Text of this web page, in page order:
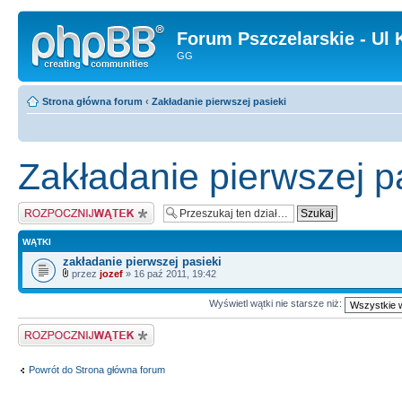
Forum Pszczelarskie - Ul
GG
Strona główna forum ‹ Zakładanie pierwszej pasieki
Zakładanie pierwszej
Napisz wątek
WĄTKI
zakładanie pierwszej pasieki
przez jozef » 16 paź 2011, 19:42
Wyświetl wątki nie starsze niż:
Napisz wątek
Powrót do Strona główna forum